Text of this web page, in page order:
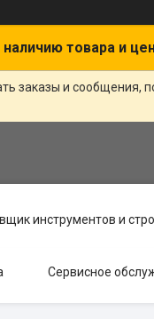
товара и
заказы и сообщения,
инструментов и
Сервисное